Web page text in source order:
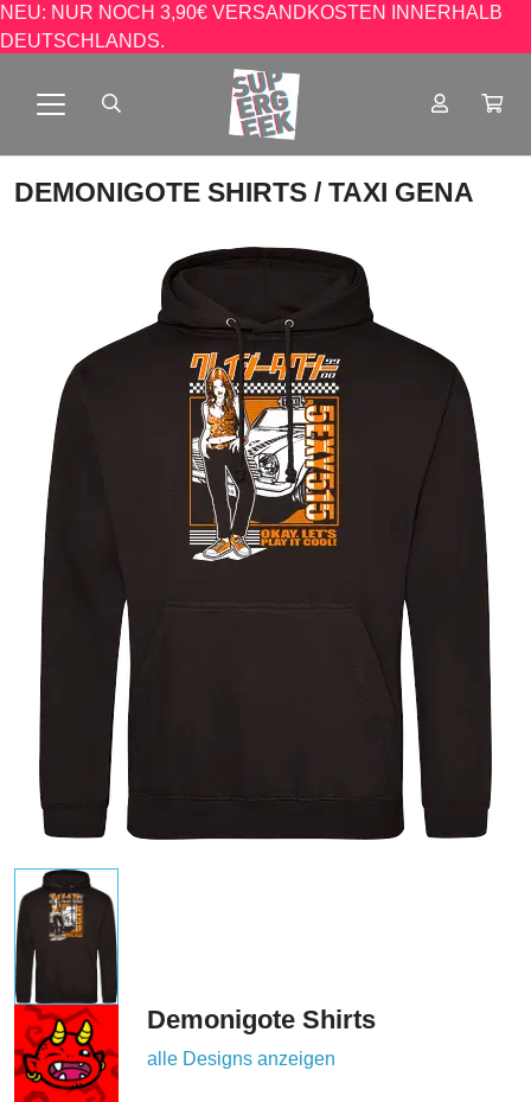
NEU: NUR NOCH 3,90€ VERSANDKOSTEN INNERHALB
DEUTSCHLANDS.
DEMONIGOTE SHIRTS / TAXI GENA
Demonigote Shirts
alle Designs anzeigen